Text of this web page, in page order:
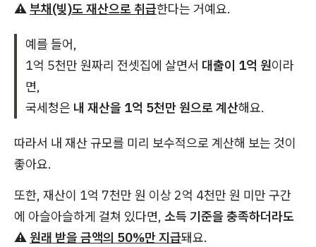
⚠️부채(빚)도 재산으로 취급한다는 거예요.
예를 들어,
1억 5천만 원짜리 전셋집에 살면서 대출이 1억 원이라
면,
국세청은 내 재산을 1억 5천만 원으로 계산해요.
따라서 내 재산 규모를 미리 보수적으로 계산해 보는 것이
좋아요.
또한, 재산이 1억 7천만 원 이상 2억 4천만 원 미만 구간
에 아슬아슬하게 걸쳐 있다면, 소득 기준을 충족하더라도
⚠️원래 받을 금액의 50%만 지급돼요.